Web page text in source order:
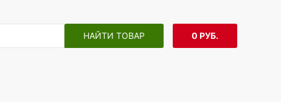
НАЙТИ ТОВАР 0 РУБ.